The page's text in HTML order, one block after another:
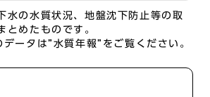
水の水質状況、地盤沈下防止等の取
とめたものです。
ータは”水質年報”をご覧ください。